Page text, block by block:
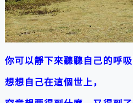
你可以靜下來聽聽自己的呼吸
想想自己在這個世上，